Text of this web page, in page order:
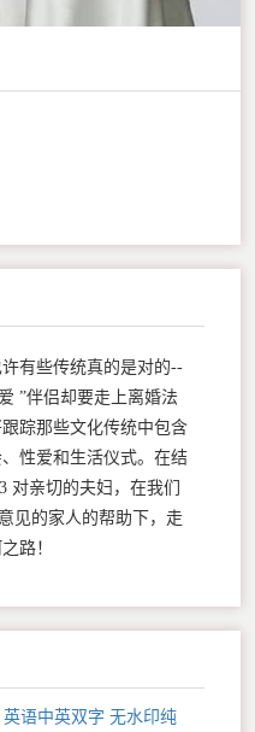
有些传统真的是对的--
”伴侣却要走上离婚法
踪那些文化传统中包含
性爱和生活仪式。在结
对亲切的夫妇，在我们
见的家人的帮助下，走
路！
英语中英双字 无水印纯